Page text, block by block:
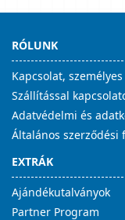
RÓLUNK
Kapcsolat,
Szállítással
Adatvédelmi és
Általános szerződési
EXTRÁK
Ajándékutalványok
Partner Program